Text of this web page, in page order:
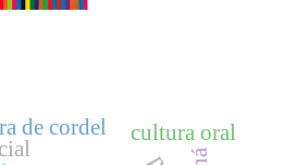
de cordel cultura oral